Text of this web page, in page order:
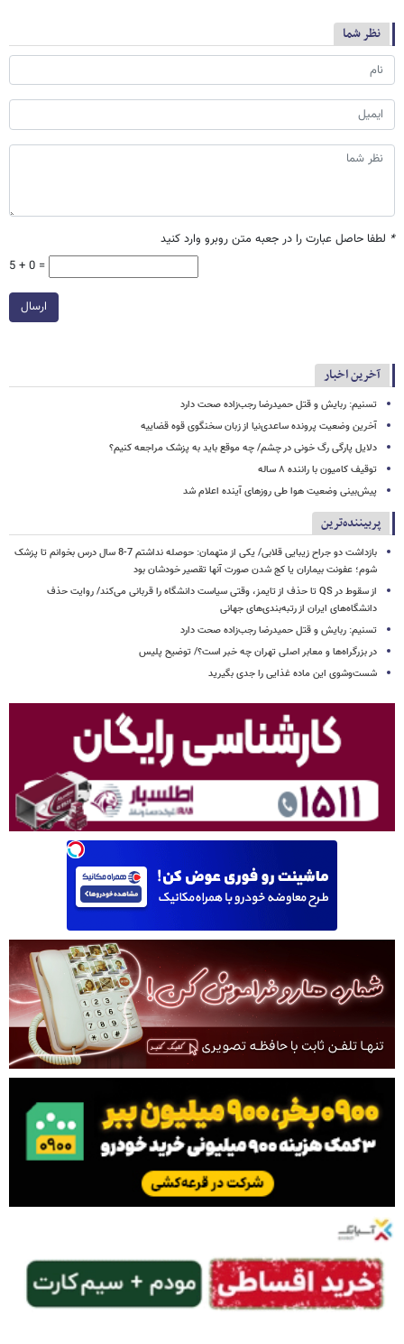
نظر شما
* لطفا حاصل عبارت را در جعبه متن روبرو وارد کنید
5 + 0 =
ارسال
آخرین اخبار
تسنیم: ربایش و قتل حمیدرضا رجب‌زاده صحت دارد
آخرین وضعیت پرونده ساعدی‌نیا از زبان سخنگوی قوه قضاییه
دلایل پارگی رگ خونی در چشم/ چه موقع باید به پزشک مراجعه کنیم؟
توقیف کامیون با راننده ۸ ساله
پیش‌بینی وضعیت هوا طی روزهای آینده اعلام شد
پربیننده‌ترین
بازداشت دو جراح زیبایی قلابی/ یکی از متهمان: حوصله نداشتم 7-8 سال درس بخوانم تا پزشک
شوم؛ عفونت بیماران یا کج شدن صورت آنها تقصیر خودشان بود
از سقوط در QS تا حذف از تایمز، وقتی سیاست دانشگاه را قربانی می‌کند/ روایت حذف
دانشگاه‌های ایران از رتبه‌بندی‌های جهانی
تسنیم: ربایش و قتل حمیدرضا رجب‌زاده صحت دارد
در بزرگراه‌ها و معابر اصلی تهران چه خبر است؟/ توضیح پلیس
شست‌وشوی این ماده غذایی را جدی بگیرید